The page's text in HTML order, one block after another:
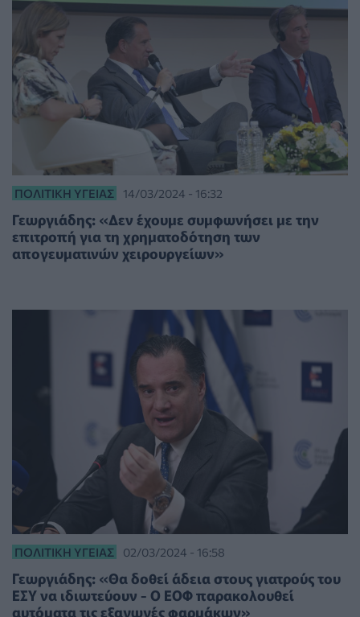
ΠΟΛΙΤΙΚΉ ΥΓΕΊΑΣ 14/03/2024 - 16:32
Γεωργιάδης: «Δεν έχουμε συμφωνήσει με την
επιτροπή για τη χρηματοδότηση των
απογευματινών χειρουργείων»
ΠΟΛΙΤΙΚΉ ΥΓΕΊΑΣ 02/03/2024 - 16:58
Γεωργιάδης: «Θα δοθεί άδεια στους γιατρούς του
ΕΣΥ να ιδιωτεύουν - Ο ΕΟΦ παρακολουθεί
αυτόματα τις εξαγωγές φαρμάκων»